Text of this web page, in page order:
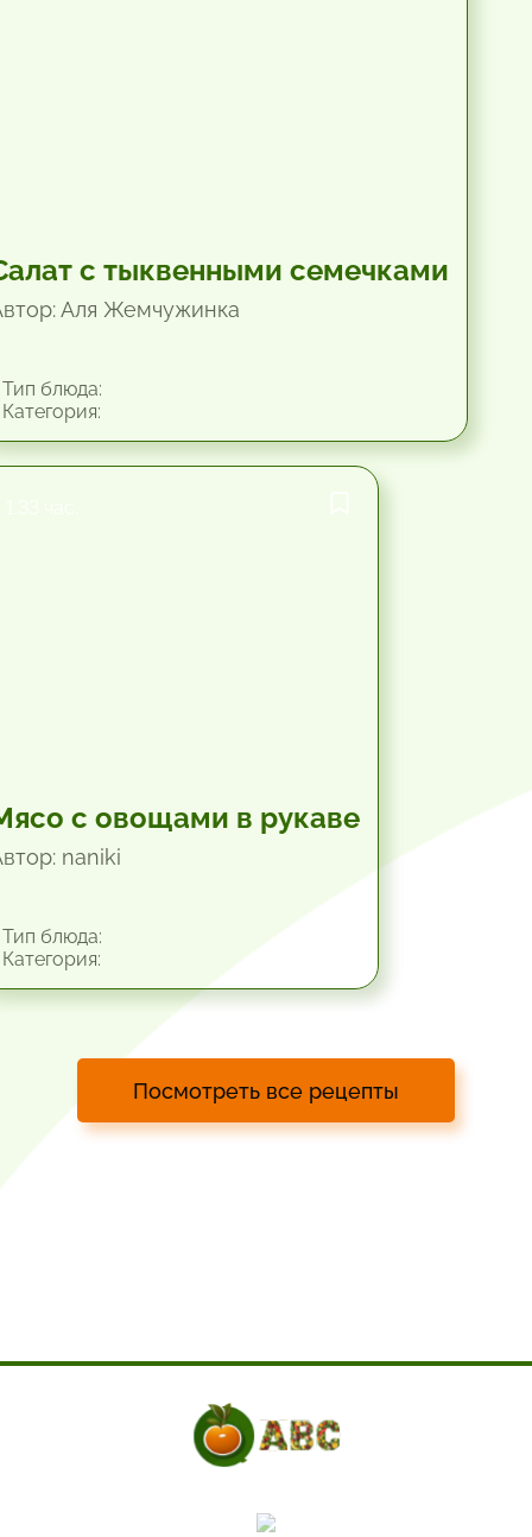
с тыквенными семечками
Аля Жемчужинка
блюда:
с овощами в рукаве
naniki
блюда:
Посмотреть все рецепты